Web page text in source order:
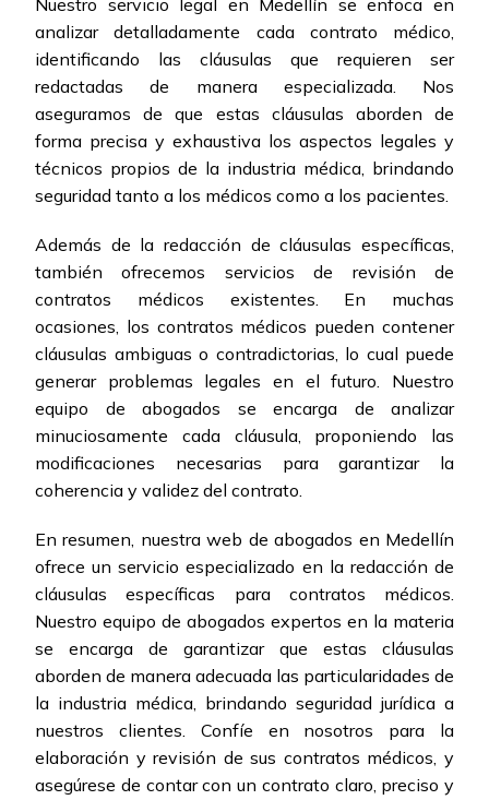
Nuestro servicio legal en Medellín se enfoca en
analizar detalladamente cada contrato médico,
identificando las cláusulas que requieren ser
redactadas de manera especializada. Nos
aseguramos de que estas cláusulas aborden de
forma precisa y exhaustiva los aspectos legales y
técnicos propios de la industria médica, brindando
seguridad tanto a los médicos como a los pacientes.
Además de la redacción de cláusulas específicas,
también ofrecemos servicios de revisión de
contratos médicos existentes. En muchas
ocasiones, los contratos médicos pueden contener
cláusulas ambiguas o contradictorias, lo cual puede
generar problemas legales en el futuro. Nuestro
equipo de abogados se encarga de analizar
minuciosamente cada cláusula, proponiendo las
modificaciones necesarias para garantizar la
coherencia y validez del contrato.
En resumen, nuestra web de abogados en Medellín
ofrece un servicio especializado en la redacción de
cláusulas específicas para contratos médicos.
Nuestro equipo de abogados expertos en la materia
se encarga de garantizar que estas cláusulas
aborden de manera adecuada las particularidades de
la industria médica, brindando seguridad jurídica a
nuestros clientes. Confíe en nosotros para la
elaboración y revisión de sus contratos médicos, y
asegúrese de contar con un contrato claro, preciso y